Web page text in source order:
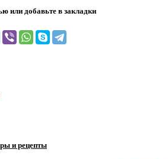
или добавьте в закладки
и рецепты